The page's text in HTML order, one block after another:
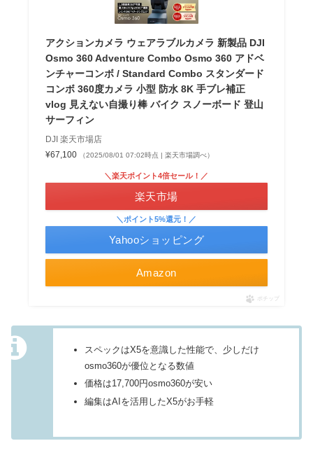
アクションカメラ ウェアラブルカメラ 新製品 DJI
Osmo 360 Adventure Combo Osmo 360 アドベ
ンチャーコンボ / Standard Combo スタンダード
コンボ 360度カメラ 小型 防水 8K 手ブレ補正
vlog 見えない自撮り棒 バイク スノーボード 登山
サーフィン
DJI 楽天市場店
¥67,100
（2025/08/01 07:02時点 | 楽天市場調べ）
Amazon
＼楽天ポイント4倍セール！／
楽天市場
＼ポイント5%還元！／
Yahooショッピング
ポチップ
スペックはX5を意識した性能で、少しだけ
osmo360が優位となる数値
価格は17,700円osmo360が安い
編集はAIを活用したX5がお手軽